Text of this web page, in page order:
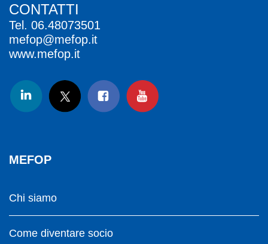
CONTATTI
Tel. 06.48073501
mefop@mefop.it
www.mefop.it
MEFOP
Chi siamo
Come diventare socio